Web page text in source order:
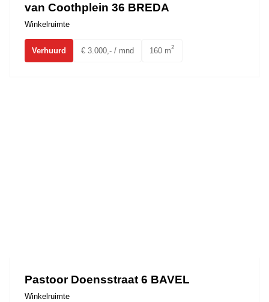
van Coothplein 36 BREDA
Winkelruimte
Verhuurd € 3.000,- / mnd 160 m2
Pastoor Doensstraat 6 BAVEL
Winkelruimte